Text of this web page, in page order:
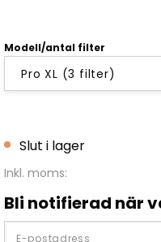
Modell/antal filter
Slut i lager
Inkl. moms:
Bli notifierad när